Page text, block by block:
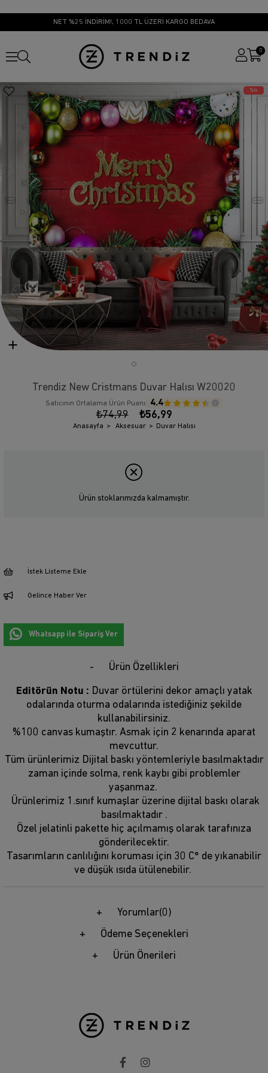
NET %25 İNDİRİM!, 1000 TL ÜZERİ KARGO BEDAVA
0
24
Trendiz New Cristmans Duvar Halısı W20020
Satıcının Ortalama Ürün Puanı: 4.4
₺74,99 ₺56,99
Anasayfa Aksesuar Duvar Halısı
Ürün stoklarımızda kalmamıştır.
İstek Listeme Ekle
Gelince Haber Ver
Whatsapp ile Sipariş Ver
Ürün Özellikleri
Editörün Notu : Duvar örtülerini dekor amaçlı yatak
odalarında oturma odalarında istediğiniz şekilde
kullanabilirsiniz.
%100 canvas kumaştır. Asmak için 2 kenarında aparat
mevcuttur.
Tüm ürünlerimiz Dijital baskı yöntemleriyle basılmaktadır
zaman içinde solma, renk kaybı gibi problemler
yaşanmaz.
Ürünlerimiz 1.sınıf kumaşlar üzerine dijital baskı olarak
basılmaktadır .
Özel jelatinli pakette hiç açılmamış olarak tarafınıza
gönderilecektir.
Tasarımların canlılığını koruması için 30 C° de yıkanabilir
ve düşük ısıda ütülenebilir.
Yorumlar(0)
Ödeme Seçenekleri
Ürün Önerileri